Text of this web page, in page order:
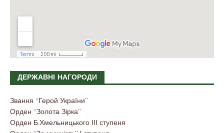
ДЕРЖАВНІ НАГОРОДИ
Звання “Герой України”
Орден “Золота Зірка”
Орден Б.Хмельницького ІІІ ступеня